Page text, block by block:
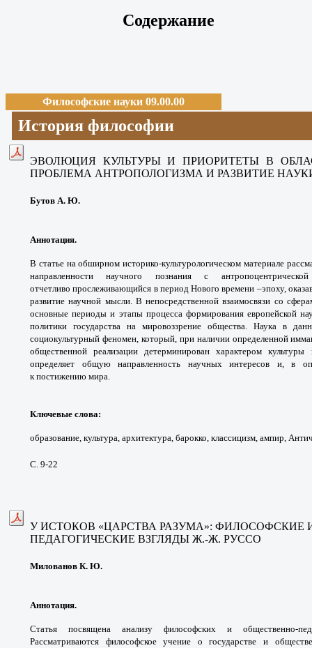
Содержание
Философские науки 09.00.00
История философии
ЭВОЛЮЦИЯ КУЛЬТУРЫ И ПРИОРИТЕТЫ В
ПРОБЛЕМА АНТРОПОЛОГИЗМА И РАЗВИТИЕ
Бутов А. Ю.
Аннотация.
В статье на обширном историко-культурологическом материале
направленностинаучного познания с
отчетливопрослеживающийся в период Нового времени –эпоху,
развитие научной мысли. В непосредственной взаимосвязи со
основныепериоды и этапы процесса формированияевропейской
политики государства на мировоззрение общества. Наука в
социокультурный феномен, который, при наличии определенной
общественной реализации детерминированхарактером
определяет общую направленность научных интересов и, в
кпостижению мира.
Ключевые слова:
образование, культура, архитектура, барокко, классицизм, ампир,
С. 9-22
У ИСТОКОВ «ЦАРСТВА РАЗУМА»: ФИЛОСОФСКИЕ
ПЕДАГОГИЧЕСКИЕ ВЗГЛЯДЫ Ж.-Ж. РУССО
Милованов К. Ю.
Аннотация.
Статья посвящена анализу философских и общественно-
Рассматриваются философское учение о государстве и